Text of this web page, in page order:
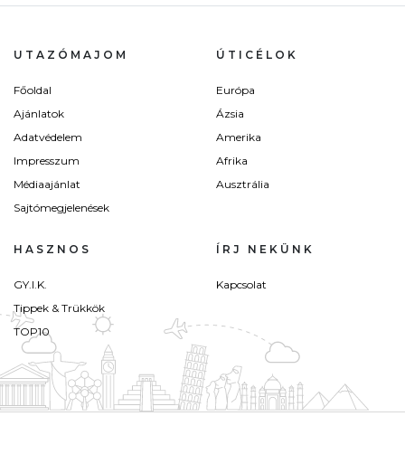
UTAZÓMAJOM
Főoldal
Ajánlatok
Adatvédelem
Impresszum
Médiaajánlat
Sajtómegjelenések
ÚTICÉLOK
Európa
Ázsia
Amerika
Afrika
Ausztrália
HASZNOS
GY.I.K.
Tippek & Trükkök
TOP10
ÍRJ NEKÜNK
Kapcsolat